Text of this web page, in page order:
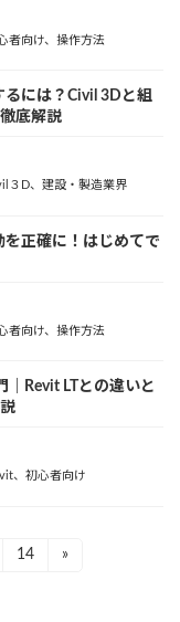
者向け、 操作方法
には？Civil 3Dと組
底解説
３D、 建設・製造業界
正確に！はじめてで
者向け、 操作方法
｜Revit LTとの違いと
、 初心者向け
Page
14 »